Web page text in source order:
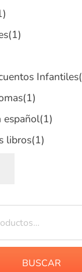
(1)
Infantiles
(1)
español(1)
libros(1)
BUSCAR